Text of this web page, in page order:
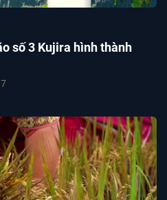
số 3 Kujira hình thành